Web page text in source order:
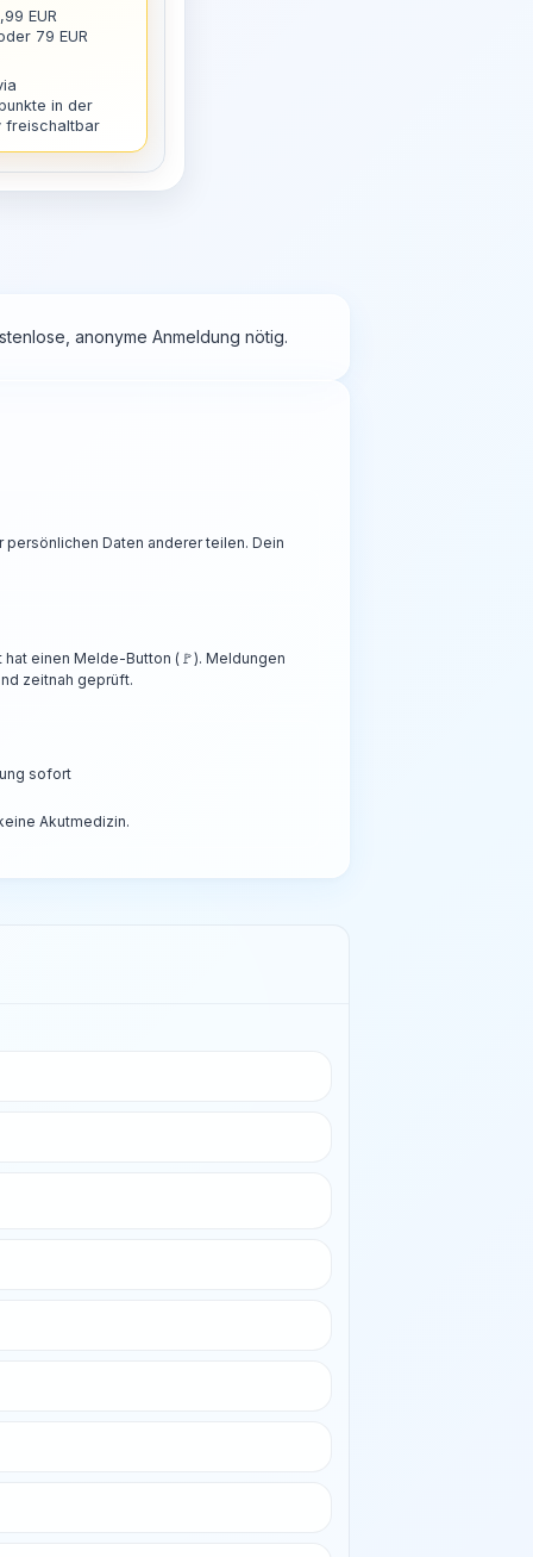
EUR
79 EUR
in der
freischaltbar
anonyme Anmeldung nötig.
Daten anderer teilen. Dein
einen Melde-Button (🚩). Meldungen
zeitnah geprüft.
sofort
Akutmedizin.